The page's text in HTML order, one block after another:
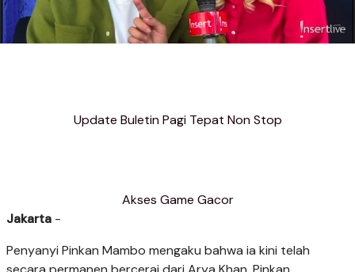
Update Buletin Pagi Tepat Non Stop
Akses Game Gacor
Jakarta -
Penyanyi Pinkan Mambo mengaku bahwa ia kini telah